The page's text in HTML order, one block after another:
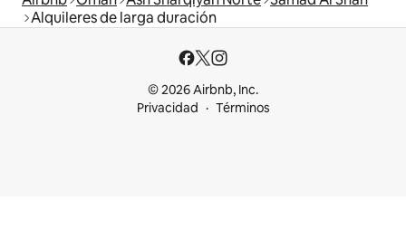
Alquileres de larga duración
© 2026 Airbnb, Inc.
Privacidad
Términos